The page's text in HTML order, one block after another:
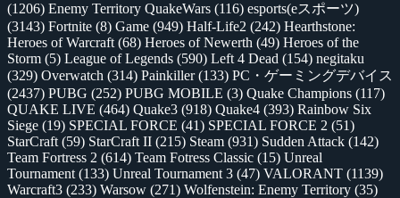
(1206) Enemy Territory QuakeWars (116) esports(eスポーツ)
(3143) Fortnite (8) Game (949) Half-Life2 (242) Hearthstone:
Heroes of Warcraft (68) Heroes of Newerth (49) Heroes of the
Storm (5) League of Legends (590) Left 4 Dead (154) negitaku
(329) Overwatch (314) Painkiller(133) PC・ゲーミングデバイス
(2437) PUBG (252) PUBG MOBILE (3) Quake Champions (117)
QUAKE LIVE (464) Quake3 (918) Quake4 (393) Rainbow Six
Siege (19) SPECIAL FORCE (41) SPECIAL FORCE 2 (51)
StarCraft (59) StarCraft II (215) Steam (931) Sudden Attack (142)
Team Fortress 2 (614) Team Fotress Classic (15) Unreal
Tournament (133) Unreal Tournament 3 (47) VALORANT (1139)
Warcraft3 (233) Warsow (271) Wolfenstein: Enemy Territory (35)